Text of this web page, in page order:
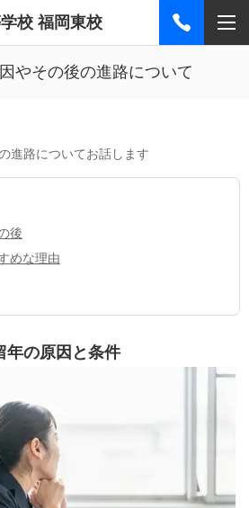
校 福岡東校
やその後の進路について
進路についてお話します
後
めな理由
年の原因と条件